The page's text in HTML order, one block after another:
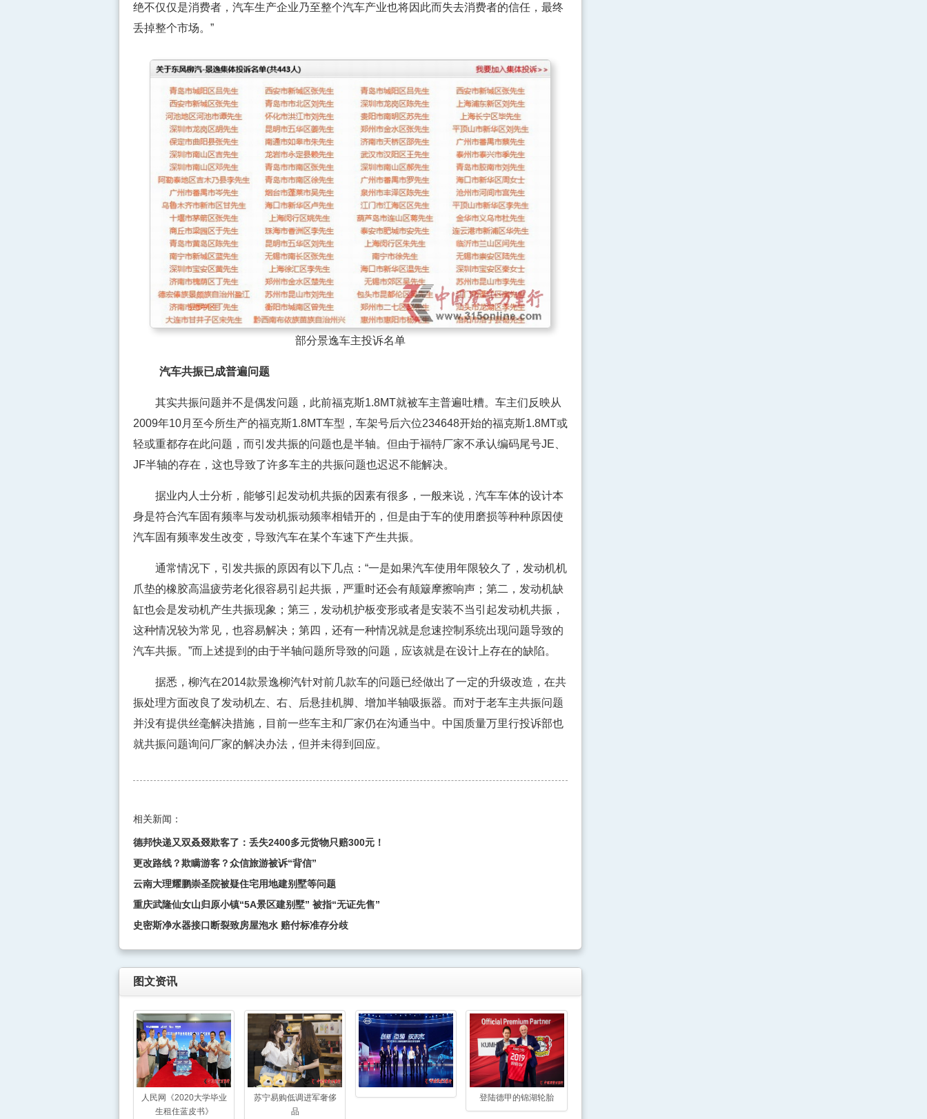
绝不仅仅是消费者，汽车生产企业乃至整个汽车产业也将因此而失去消费者的信任，最终
丢掉整个市场。”
部分景逸车主投诉名单
汽车共振已成普遍问题
其实共振问题并不是偶发问题，此前福克斯1.8MT就被车主普遍吐糟。车主们反映从
2009年10月至今所生产的福克斯1.8MT车型，车架号后六位234648开始的福克斯1.8MT或
轻或重都存在此问题，而引发共振的问题也是半轴。但由于福特厂家不承认编码尾号JE、
JF半轴的存在，这也导致了许多车主的共振问题也迟迟不能解决。
据业内人士分析，能够引起发动机共振的因素有很多，一般来说，汽车车体的设计本
身是符合汽车固有频率与发动机振动频率相错开的，但是由于车的使用磨损等种种原因使
汽车固有频率发生改变，导致汽车在某个车速下产生共振。
通常情况下，引发共振的原因有以下几点：“一是如果汽车使用年限较久了，发动机机
爪垫的橡胶高温疲劳老化很容易引起共振，严重时还会有颠簸摩擦响声；第二，发动机缺
缸也会是发动机产生共振现象；第三，发动机护板变形或者是安装不当引起发动机共振，
这种情况较为常见，也容易解决；第四，还有一种情况就是怠速控制系统出现问题导致的
汽车共振。”而上述提到的由于半轴问题所导致的问题，应该就是在设计上存在的缺陷。
据悉，柳汽在2014款景逸柳汽针对前几款车的问题已经做出了一定的升级改造，在共
振处理方面改良了发动机左、右、后悬挂机脚、增加半轴吸振器。而对于老车主共振问题
并没有提供丝毫解决措施，目前一些车主和厂家仍在沟通当中。中国质量万里行投诉部也
就共振问题询问厂家的解决办法，但并未得到回应。
相关新闻：
德邦快递又双叒叕欺客了：丢失2400多元货物只赔300元！
更改路线？欺瞒游客？众信旅游被诉“背信”
云南大理耀鹏崇圣院被疑住宅用地建别墅等问题
重庆武隆仙女山归原小镇“5A景区建别墅” 被指“无证先售”
史密斯净水器接口断裂致房屋泡水 赔付标准存分歧
图文资讯
人民网《2020大学毕业
生租住蓝皮书》
苏宁易购低调进军奢侈
品
登陆德甲的锦湖轮胎